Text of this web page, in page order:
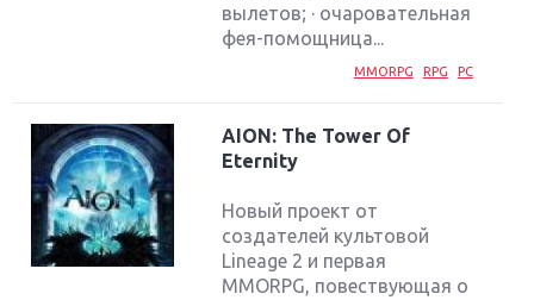
вылетов; · очаровательная
фея-помощница...
MMORPG RPG PC
AION: The Tower Of
Eternity
Новый проект от
создателей культовой
Lineage 2 и первая
MMORPG, повествующая о